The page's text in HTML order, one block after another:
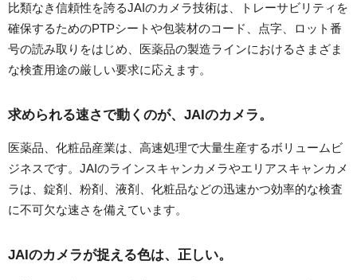
比類なき信頼性を誇るJAIのカメラ技術は、トレーサビリティを
確保するためのPTPシートや包装材のコード、点字、ロット番
号の読み取りをはじめ、医薬品の製造ラインにおけるさまざま
な検査用途の厳しい要求に応えます。
求められる速さで動くのが、JAIのカメラ。
医薬品、化粧品産業は、高速処理で大量生産するボリュームビ
ジネスです。JAIのラインスキャンカメラやエリアスキャンカメ
ラは、錠剤、粉剤、液剤、化粧品などの迅速かつ効率的な検査
に不可欠な速さを備えています。
JAIのカメラが捉える色は、正しい。